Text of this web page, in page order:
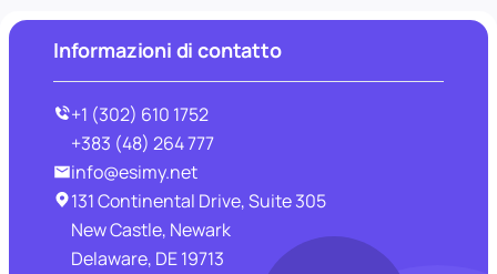
Informazioni di contatto
+1 (302) 610 1752
+383 (48) 264 777
info@esimy.net
131 Continental Drive, Suite 305
New Castle, Newark
Delaware, DE 19713